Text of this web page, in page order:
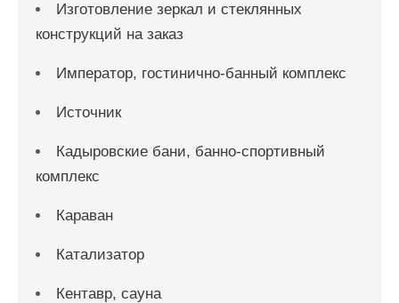
Изготовление зеркал и стеклянных
конструкций на заказ
Император, гостинично-банный комплекс
Источник
Кадыровские бани, банно-спортивный
комплекс
Караван
Катализатор
Кентавр, сауна